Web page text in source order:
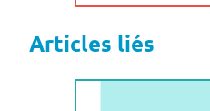
Articles liés